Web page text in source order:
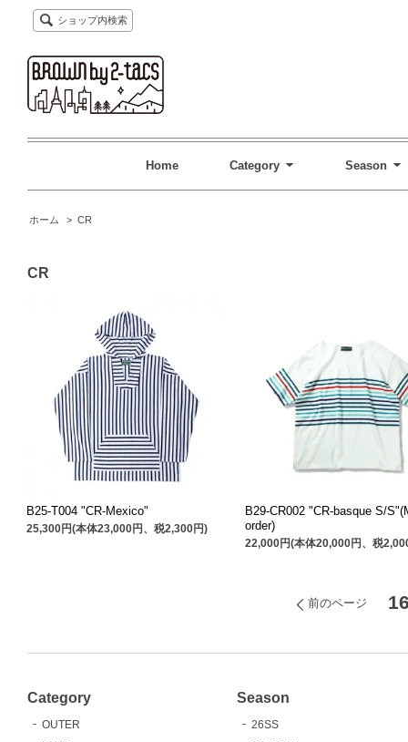
ショップ内検索
Home Category Season
ホーム > CR
CR
B25-T004 "CR-Mexico"
25,300円(本体23,000円、税2,300円)
B29-CR002 "CR-basque S/
order)
22,000円(本体20,000円、税
前のページ
Category
OUTER
Season
26SS